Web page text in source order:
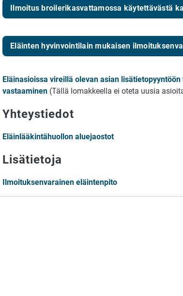
Ilmoitus broilerikasvattamossa käytettävästä
Eläinten hyvinvointilain mukaisen
Eläinasioissa vireillä olevan asian
vastaaminen (Tällä lomakkeella ei oteta uusia
Yhteystiedot
Eläinlääkintähuollon aluejaostot
Lisätietoja
Ilmoituksenvarainen eläintenpito